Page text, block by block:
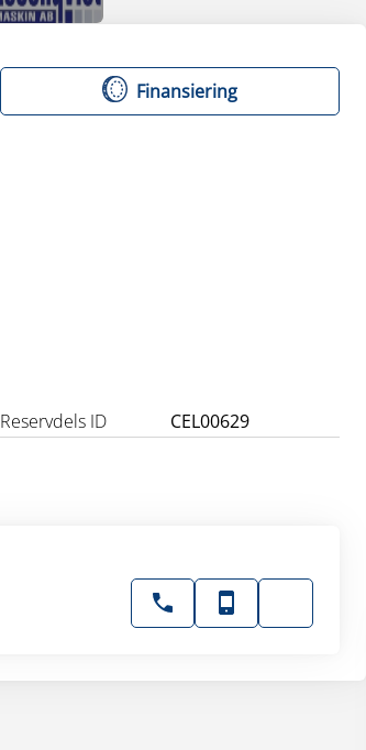
Finansiering
Reservdels ID
CEL00629